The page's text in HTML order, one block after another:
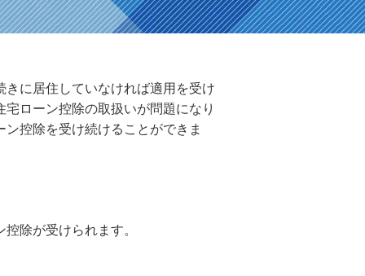
に居住していなければ適用を受け
ローン控除の取扱いが問題になり
控除を受け続けることができま
除が受けられます。